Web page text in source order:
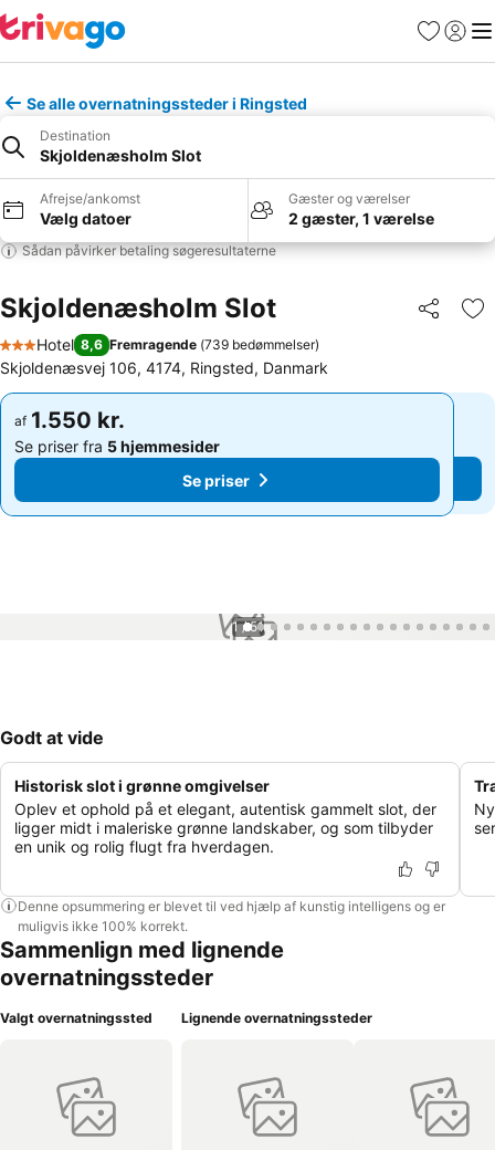
Favoritter
Log ind
Se alle overnatningssteder i Ringsted
Destination
Skjoldenæsholm Slot
Afrejse/ankomst
Vælg datoer
Gæster og værelser
2 gæster, 1 værelse
Sådan påvirker betaling søgeresultaterne
Skjoldenæsholm Slot Del
3 Stjerner
Hotel 8,6 Fremragende (739 bedømmelser)
Skjoldenæsvej 106, 4174, Ringsted, Danmark
af 1.550 kr.
Se priser fra 5 hjemmesider
Se priser
af 1.550 kr.
Se priser fra 5 hjemmesider
Se priser
1 / 51
Godt at vide
Historisk slot i grønne omgivelser
Oplev et ophold på et elegant, autentisk gammelt slot, der
ligger midt i maleriske grønne landskaber, og som tilbyder
en unik og rolig flugt fra hverdagen.
Denne opsummering er blevet til ved hjælp af kunstig intelligens og er
muligvis ikke 100% korrekt.
Sammenlign med lignende
overnatningssteder
Valgt overnatningssted Lignende overnatningssteder